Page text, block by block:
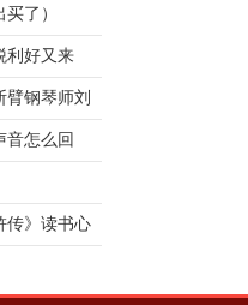
了）
利好又来
臂钢琴师刘
音怎么回
传》读书心